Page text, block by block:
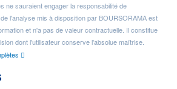
ne sauraient engager la responsabilité de
l'analyse mis à disposition par BOURSORAMA est
et n'a pas de valeur contractuelle. Il constitue
dont l'utilisateur conserve l'absolue maîtrise.